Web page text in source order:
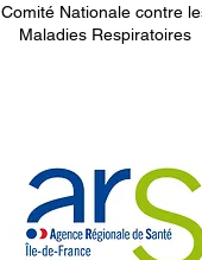
Comité Nationale contre
Maladies Respiratoires